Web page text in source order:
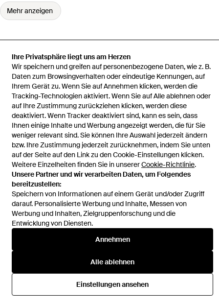
Ihre Privatsphäre liegt uns am Herzen
Wir speichern und greifen auf personenbezogene Daten, wie z. B.
Daten zum Browsingverhalten oder eindeutige Kennungen, auf
Ihrem Gerät zu. Wenn Sie auf Annehmen klicken, werden die
Tracking-Technologien aktiviert. Wenn Sie auf Alle ablehnen oder
auf Ihre Zustimmung zurückziehen klicken, werden diese
deaktiviert. Wenn Tracker deaktiviert sind, kann es sein, dass
Ihnen einige Inhalte und Werbung angezeigt werden, die für Sie
weniger relevant sind. Sie können Ihre Auswahl jederzeit ändern
bzw. Ihre Zustimmung jederzeit zurücknehmen, indem Sie unten
auf der Seite auf den Link zu den Cookie-Einstellungen klicken.
Weitere Einzelheiten finden Sie in unsererCookie-Richtlinie.
Unsere Partner und wir verarbeiten Daten, um Folgendes
bereitzustellen:
Speichern von Informationen auf einem Gerät und/oder Zugriff
darauf. Personalisierte Werbung und Inhalte, Messen von
Werbung und Inhalten, Zielgruppenforschung und die
Entwicklung von Diensten.
Annehmen
Alle ablehnen
Einstellungen ansehen
Mehr anzeigen
Startseite Damen Schultertaschen
Le Tanneur Schultertaschen
Emilie Handtasche
Hilfe und Informationen